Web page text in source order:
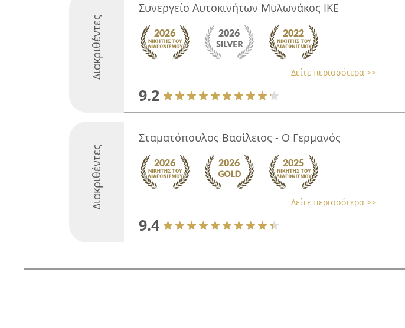
Διακριθέντες
Συνεργείο Αυτοκινήτων Μυλωνάκος ΙΚΕ
Δείτε περισσότερα >>
9.2
Διακριθέντες
Σταματόπουλος Βασίλειος - Ο Γερμανός
Δείτε περισσότερα >>
9.4